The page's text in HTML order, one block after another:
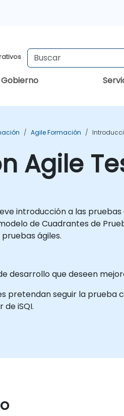
Gobierno
Agile Formación
Agile
introducción a las
de Cuadrantes de
ágiles.
desarrollo que deseen
pretendan seguir la
iSQI.